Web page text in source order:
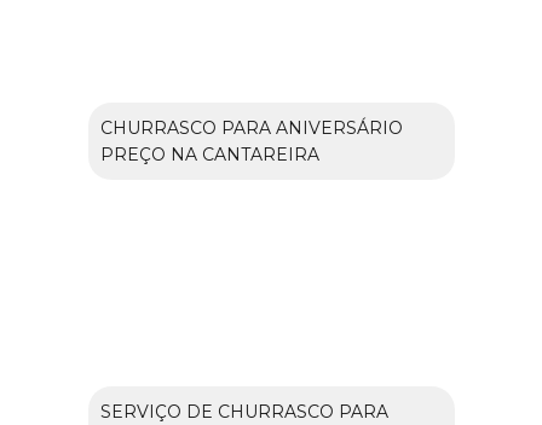
CHURRASCO PARA ANIVERSÁRIO
PREÇO NA CANTAREIRA
SERVIÇO DE CHURRASCO PARA